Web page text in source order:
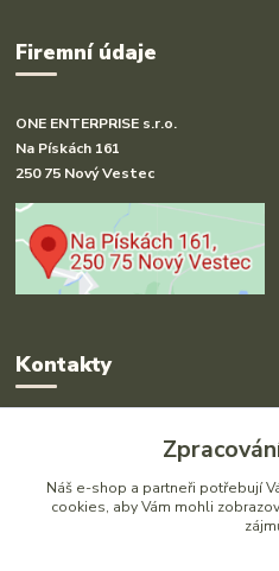
Firemní údaje
ONE ENTERPRISE s.r.o.
Na Pískách 161
250 75 Nový Vestec
Kontakty
Radka Hakl
+420 777 613 020
(Po-Pá, 9-16 hod.)
Náš e-shop a partneři potřebují
cookies, aby Vám mohli